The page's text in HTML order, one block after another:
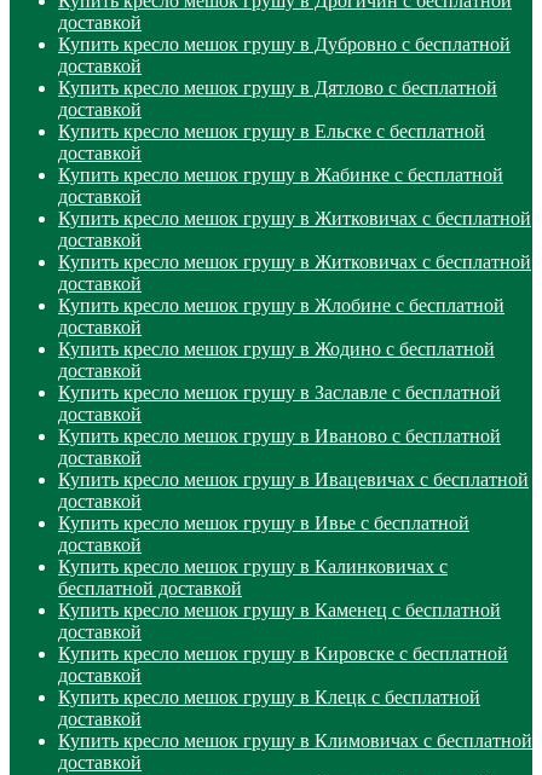
доставкой
Купить кресло мешок грушу в Дубровно с бесплатной
доставкой
Купить кресло мешок грушу в Дятлово с бесплатной
доставкой
Купить кресло мешок грушу в Ельске с бесплатной
доставкой
Купить кресло мешок грушу в Жабинке с бесплатной
доставкой
Купить кресло мешок грушу в Житковичах с бесплатной
доставкой
Купить кресло мешок грушу в Житковичах с бесплатной
доставкой
Купить кресло мешок грушу в Жлобине с бесплатной
доставкой
Купить кресло мешок грушу в Жодино с бесплатной
доставкой
Купить кресло мешок грушу в Заславле с бесплатной
доставкой
Купить кресло мешок грушу в Иваново с бесплатной
доставкой
Купить кресло мешок грушу в Ивацевичах с бесплатной
доставкой
Купить кресло мешок грушу в Ивье с бесплатной
доставкой
Купить кресло мешок грушу в Калинковичах с
бесплатной доставкой
Купить кресло мешок грушу в Каменец с бесплатной
доставкой
Купить кресло мешок грушу в Кировске с бесплатной
доставкой
Купить кресло мешок грушу в Клецк с бесплатной
доставкой
Купить кресло мешок грушу в Климовичах с бесплатной
доставкой